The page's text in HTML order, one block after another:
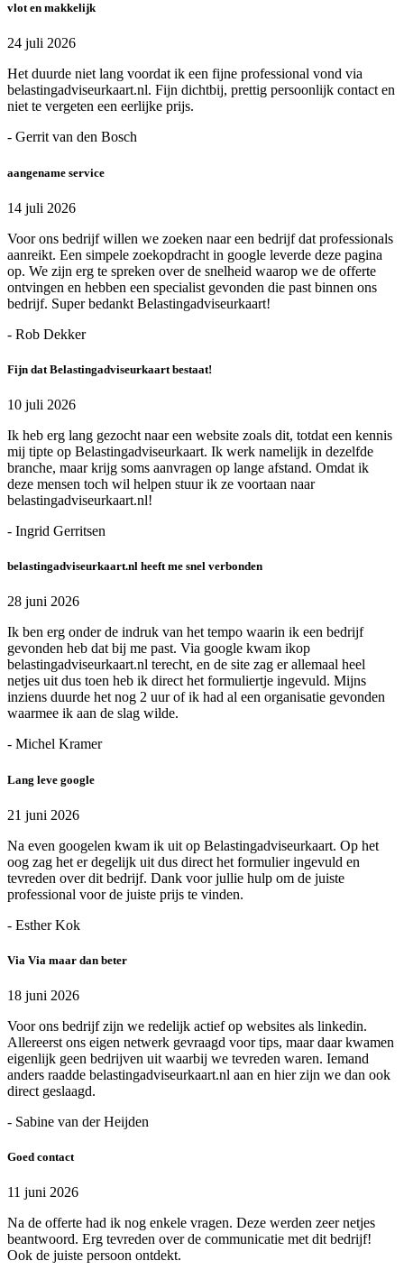
vlot en makkelijk
24 juli 2026
Het duurde niet lang voordat ik een fijne professional vond via
belastingadviseurkaart.nl. Fijn dichtbij, prettig persoonlijk contact en
niet te vergeten een eerlijke prijs.
- Gerrit van den Bosch
aangename service
14 juli 2026
Voor ons bedrijf willen we zoeken naar een bedrijf dat professionals
aanreikt. Een simpele zoekopdracht in google leverde deze pagina
op. We zijn erg te spreken over de snelheid waarop we de offerte
ontvingen en hebben een specialist gevonden die past binnen ons
bedrijf. Super bedankt Belastingadviseurkaart!
- Rob Dekker
Fijn dat Belastingadviseurkaart bestaat!
10 juli 2026
Ik heb erg lang gezocht naar een website zoals dit, totdat een kennis
mij tipte op Belastingadviseurkaart. Ik werk namelijk in dezelfde
branche, maar krijg soms aanvragen op lange afstand. Omdat ik
deze mensen toch wil helpen stuur ik ze voortaan naar
belastingadviseurkaart.nl!
- Ingrid Gerritsen
belastingadviseurkaart.nl heeft me snel verbonden
28 juni 2026
Ik ben erg onder de indruk van het tempo waarin ik een bedrijf
gevonden heb dat bij me past. Via google kwam ikop
belastingadviseurkaart.nl terecht, en de site zag er allemaal heel
netjes uit dus toen heb ik direct het formuliertje ingevuld. Mijns
inziens duurde het nog 2 uur of ik had al een organisatie gevonden
waarmee ik aan de slag wilde.
- Michel Kramer
Lang leve google
21 juni 2026
Na even googelen kwam ik uit op Belastingadviseurkaart. Op het
oog zag het er degelijk uit dus direct het formulier ingevuld en
tevreden over dit bedrijf. Dank voor jullie hulp om de juiste
professional voor de juiste prijs te vinden.
- Esther Kok
Via Via maar dan beter
18 juni 2026
Voor ons bedrijf zijn we redelijk actief op websites als linkedin.
Allereerst ons eigen netwerk gevraagd voor tips, maar daar kwamen
eigenlijk geen bedrijven uit waarbij we tevreden waren. Iemand
anders raadde belastingadviseurkaart.nl aan en hier zijn we dan ook
direct geslaagd.
- Sabine van der Heijden
Goed contact
11 juni 2026
Na de offerte had ik nog enkele vragen. Deze werden zeer netjes
beantwoord. Erg tevreden over de communicatie met dit bedrijf!
Ook de juiste persoon ontdekt.